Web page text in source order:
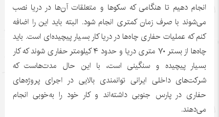
انجام دهیم تا هنگامی که سکوها و متعلقات آن‌ها در دریا نصب
می‌شوند با صرف زمان کمتری انجام شود. البته باید این را اضافه
کنم که عملیات حفاری چاه‌ها در دریا کار بسیار پیچیده‌ای است. باید
چاه‌ها از بستر ۷۰ متری دریا و حدود ۴ کیلومتر حفاری شوند که کار
بسیار پیچیده و سنگینی است، با این حال مدت‌هاست که
شرکت‌های داخلی ایرانی توانمندی بالایی در اجرای پروژه‌های
حفاری در پارس جنوبی داشته‌اند و کار خود را به‌خوبی انجام
می‌دهند.